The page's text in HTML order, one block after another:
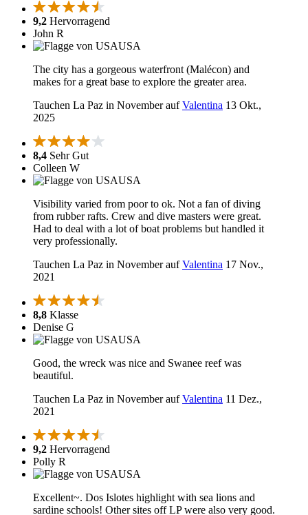
9,2 Hervorragend
John R
USA
The city has a gorgeous waterfront (Malécon) and
makes for a great base to explore the greater area.
Tauchen La Paz in November aufValentina 13 Okt.,
2025
8,4 Sehr Gut
Colleen W
USA
Visibility varied from poor to ok. Not a fan of diving
from rubber rafts. Crew and dive masters were great.
Had to deal with a lot of boat problems but handled it
very professionally.
Tauchen La Paz in November aufValentina 17 Nov.,
2021
8,8 Klasse
Denise G
USA
Good, the wreck was nice and Swanee reef was
beautiful.
Tauchen La Paz in November aufValentina 11 Dez.,
2021
9,2 Hervorragend
Polly R
USA
Excellent~. Dos Islotes highlight with sea lions and
sardine schools! Other sites off LP were also very good.